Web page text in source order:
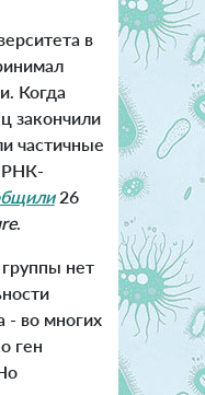
в
Когда
закончили
частичные
РНК-
26
.
нет
- во многих
ген